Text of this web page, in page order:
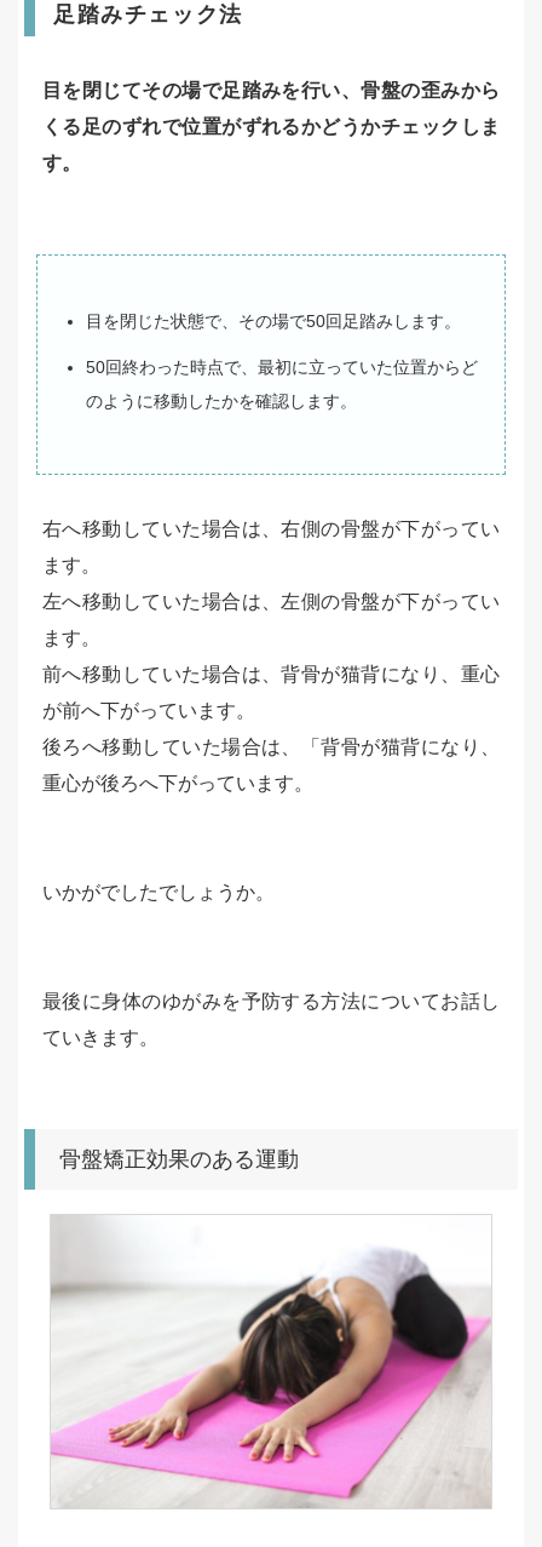
足踏みチェック法
目を閉じてその場で足踏みを行い、骨盤の歪みから
くる足のずれで位置がずれるかどうかチェックしま
す。
目を閉じた状態で、その場で50回足踏みします。
50回終わった時点で、最初に立っていた位置からど
のように移動したかを確認します。
右へ移動していた場合は、右側の骨盤が下がってい
ます。
左へ移動していた場合は、左側の骨盤が下がってい
ます。
前へ移動していた場合は、背骨が猫背になり、重心
が前へ下がっています。
後ろへ移動していた場合は、「背骨が猫背になり、
重心が後ろへ下がっています。
いかがでしたでしょうか。
最後に身体のゆがみを予防する方法についてお話し
ていきます。
骨盤矯正効果のある運動